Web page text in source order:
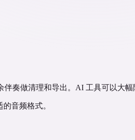
奏做清理和导出。AI 工具可以大
音频格式。